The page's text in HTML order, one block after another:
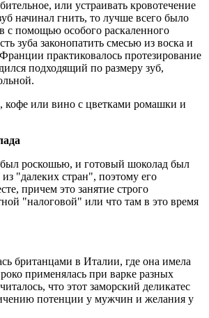
или устраивать кровотечение
начинал гнить, то лучше всего было
с помощью особого раскаленного
зуба законопатить смесью из воска и
практиковалось протезирование
подходящий по размеру зуб,
кофе или вино с цветками ромашки и
роскошью, и готовый шоколад был
"далеких стран", поэтому его
причем это занятие строго
"налоговой" или что там в это время
британцами в Италии, где она имела
применялась при варке разных
что этот заморский деликатес
потенции у мужчин и желания у